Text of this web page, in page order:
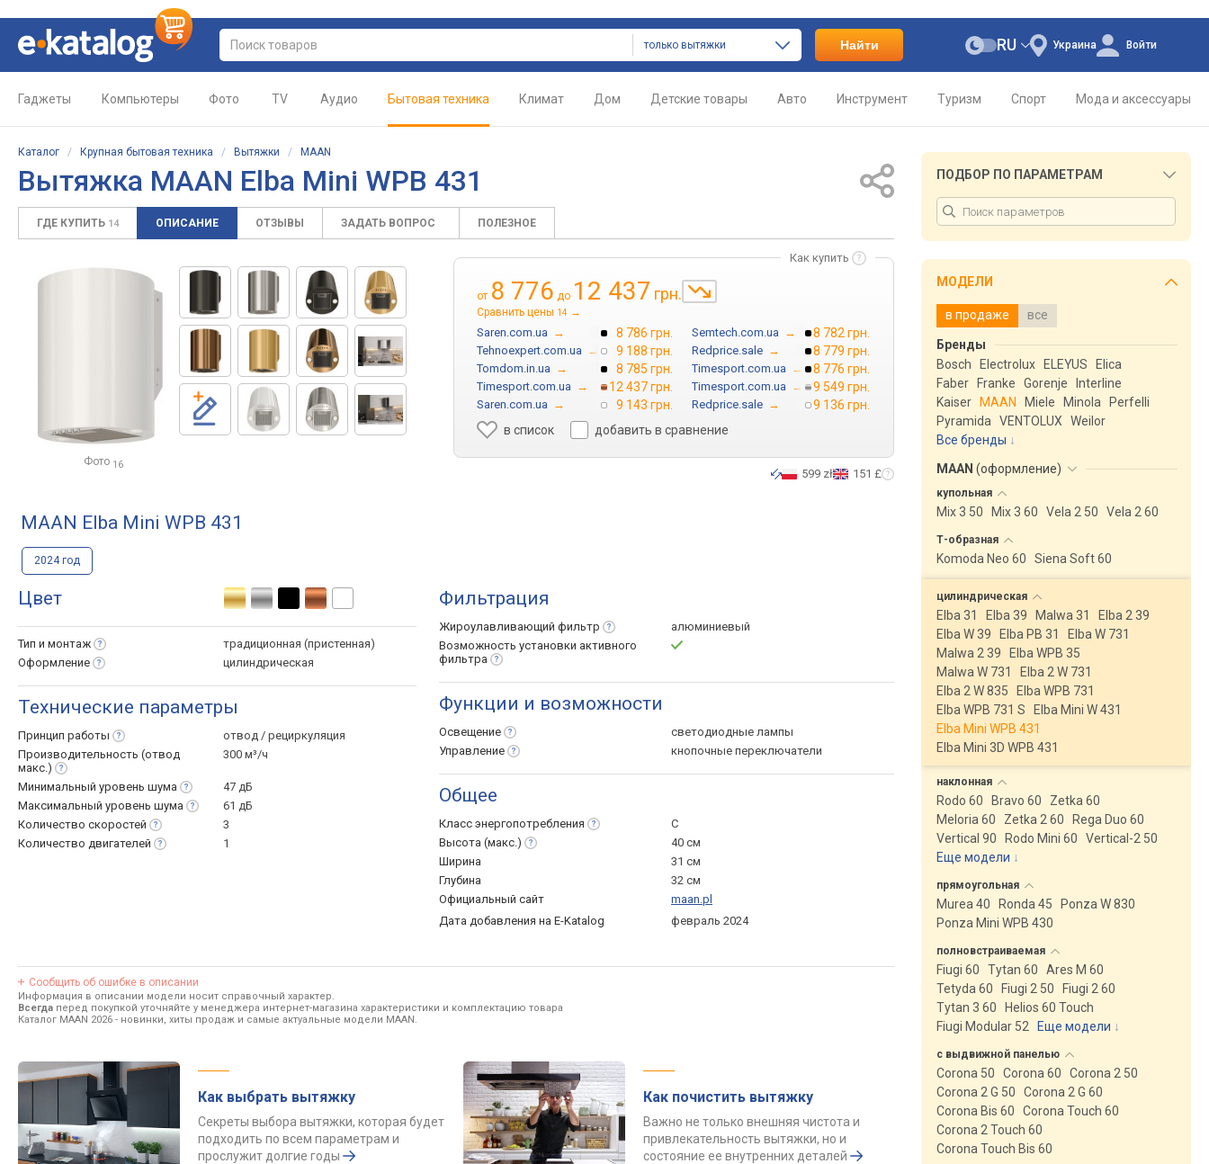
только вытяжки Найти Украина
RU Войти
Гаджеты Компьютеры Фото TV Аудио Бытовая техника Климат Дом Детские товары Авто Инструмент Туризм Спорт Мода и аксессуары
Каталог / Крупная бытовая техника / Вытяжки / MAAN
Вытяжка MAAN Elba Mini WPB 431
ГДЕ КУПИТЬ 14 ОПИСАНИЕ ОТЗЫВЫ ЗАДАТЬ ВОПРОС ПОЛЕЗНОЕ
Фото 16
Как купить
от 8 776 до 12 437 грн.
Сравнить цены 14 →
Saren.com.ua → 8 786 грн. Semtech.com.ua → 8 782 грн.
Tehnoexpert.com.ua → 9 188 грн. Redprice.sale → 8 779 грн.
Tomdom.in.ua → 8 785 грн. Timesport.com.ua → 8 776 грн.
Timesport.com.ua → 12 437 грн. Timesport.com.ua → 9 549 грн.
Saren.com.ua → 9 143 грн. Redprice.sale →
9 136 грн.
в список
добавить в сравнение
599 zł 151 £
MAAN Elba Mini WPB 431
2024 год
Цвет
Тип и монтаж
традиционная (пристенная)
Оформление
цилиндрическая
Технические параметры
Принцип работы
отвод / рециркуляция
Производительность (отвод
макс.)
300 м³/ч
Минимальный уровень шума
47 дБ
Максимальный уровень шума
61 дБ
Количество скоростей
3
Количество двигателей 1
Фильтрация
Жироулавливающий фильтр
алюминиевый
Возможность установки активного
фильтра
Функции и возможности
Освещение
светодиодные лампы
Управление
кнопочные переключатели
Общее
Класс энергопотребления
C
Высота (макс.)
40 см
Ширина
31 см
Глубина
32 см
Официальный сайт
maan.pl
Дата добавления на E-Katalog
февраль 2024
Сообщить об ошибке в описании
Информация в описании модели носит справочный характер.
Всегда перед покупкой уточняйте у менеджера интернет-магазина характеристики и комплектацию товара
Каталог MAAN 2026 - новинки, хиты продаж и самые актуальные модели MAAN.
Как выбрать вытяжку
Секреты выбора вытяжки, которая будет
подходить по всем параметрам и
прослужит долгие годы
Как почистить вытяжку
Важно не только внешняя чистота и
привлекательность вытяжки, но и
состояние ее внутренних деталей
ПОДБОР ПО ПАРАМЕТРАМ
МОДЕЛИ
в продаже все
Бренды
Bosch
Electrolux ELEYUS
Elica
Faber
Franke Gorenje
Interline
Kaiser
MAAN Miele Minola
Perfelli
Pyramida
VENTOLUX
Weilor
Все бренды
MAAN (оформление)
купольная
Mix 3 50 Mix 3 60 Vela 2 50 Vela 2 60
Т-образная
Komoda Neo 60 Siena Soft 60
цилиндрическая
Elba 31 Elba 39 Malwa 31
Elba 2 39
Elba W 39
Elba PB 31
Elba W 731
Malwa 2 39
Elba WPB 35
Malwa W 731
Elba 2 W 731
Elba 2 W 835
Elba WPB 731
Elba WPB 731 S
Elba Mini W 431
Elba Mini WPB 431
Elba Mini 3D WPB 431
наклонная
Rodo 60 Bravo 60
Zetka 60
Meloria 60
Zetka 2 60
Rega Duo 60
Vertical 90
Rodo Mini 60
Vertical-2 50
Еще модели ↓
прямоугольная
Murea 40 Ronda 45
Ponza W 830
Ponza Mini WPB 430
полновстраиваемая
Fiugi 60 Tytan 60
Ares M 60
Tetyda 60
Fiugi 2 50
Fiugi 2 60
Tytan 3 60
Helios 60 Touch
Fiugi Modular 52
Еще модели ↓
с выдвижной панелью
Corona 50 Corona 60
Corona 2 50
Corona 2 G 50
Corona 2 G 60
Corona Bis 60
Corona Touch 60
Corona 2 Touch 60
Corona Touch Bis 60